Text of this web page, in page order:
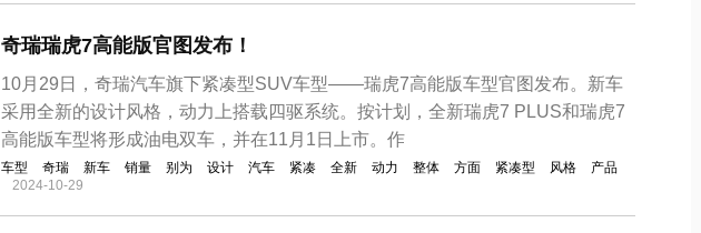
覆盖乘用车、商用车、...
奇瑞瑞虎7高能版官图发布！
10月29日，奇瑞汽车旗下紧凑型SUV车型——瑞虎7高能版车型官图发布。新车
采用全新的设计风格，动力上搭载四驱系统。按计划，全新瑞虎7 PLUS和瑞虎7
高能版车型将形成油电双车，并在11月1日上市。作
车型 奇瑞 新车 销量 别为 设计 汽车 紧凑 全新 动力 整体 方面 紧凑型 风格
产品
2024-10-29